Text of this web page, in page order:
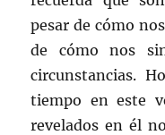
pesar de cómo
de cómo nos
circunstancias.
tiempo en este
revelados en él